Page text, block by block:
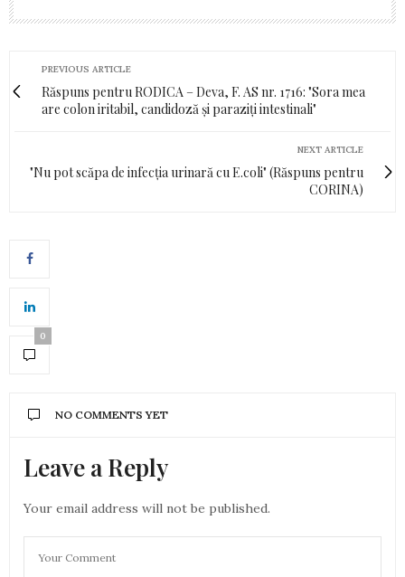
PREVIOUS ARTICLE
Răspuns pentru RODICA – Deva, F. AS nr. 1716: "Sora mea
are colon iritabil, candidoză și paraziți intestinali"
NEXT ARTICLE
"Nu pot scăpa de infecția urinară cu E.coli" (Răspuns pentru
CORINA)
0
NO COMMENTS YET
Leave a Reply
Your email address will not be published.